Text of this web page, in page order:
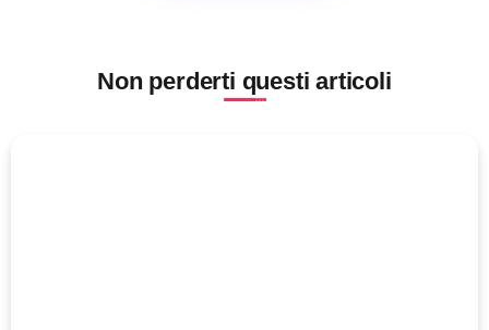
Non perderti questi articoli